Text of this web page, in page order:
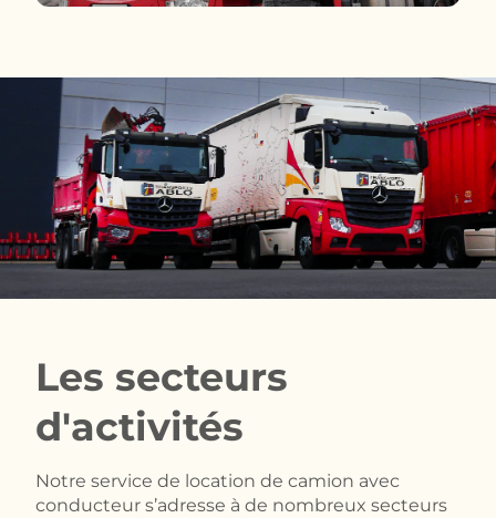
Les secteurs
d'activités
Notre service de location de camion avec
conducteur s’adresse à de nombreux secteurs